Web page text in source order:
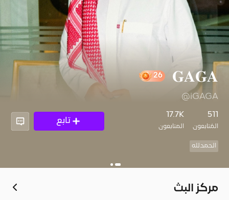
𝐆𝐀𝐆𝐀
@iGAGA
511
المُتابعون
17.7K
المتابعون
تابع
الحمدلله
مركز البث